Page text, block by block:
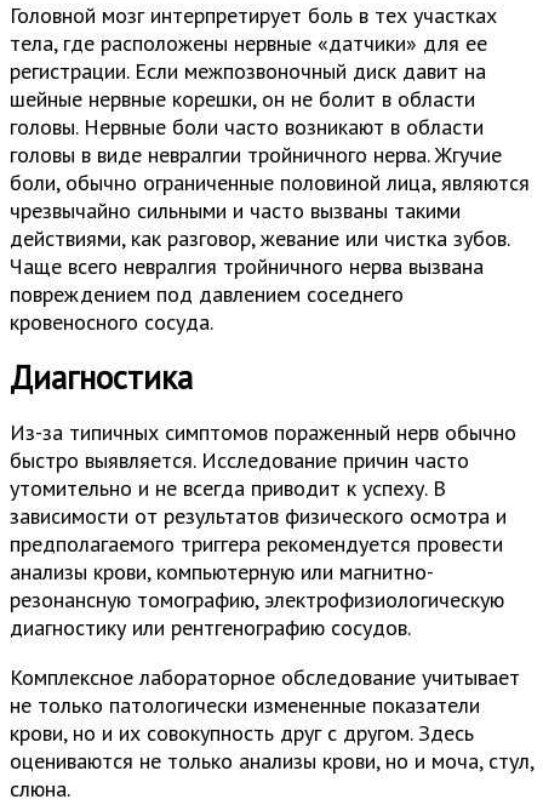
Головной мозг интерпретирует боль в тех участках
тела, где расположены нервные «датчики» для ее
регистрации. Если межпозвоночный диск давит на
шейные нервные корешки, он не болит в области
головы. Нервные боли часто возникают в области
головы в виде невралгии тройничного нерва. Жгучие
боли, обычно ограниченные половиной лица, являются
чрезвычайно сильными и часто вызваны такими
действиями, как разговор, жевание или чистка зубов.
Чаще всего невралгия тройничного нерва вызвана
повреждением под давлением соседнего
кровеносного сосуда.
Диагностика
Из-за типичных симптомов пораженный нерв обычно
быстро выявляется. Исследование причин часто
утомительно и не всегда приводит к успеху. В
зависимости от результатов физического осмотра и
предполагаемого триггера рекомендуется провести
анализы крови, компьютерную или магнитно-
резонансную томографию, электрофизиологическую
диагностику или рентгенографию сосудов.
Комплексное лабораторное обследование учитывает
не только патологически измененные показатели
крови, но и их совокупность друг с другом. Здесь
оцениваются не только анализы крови, но и моча, стул,
слюна.